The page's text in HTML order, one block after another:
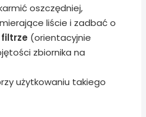
oszczędniej,
liście i zadbać o
filtrze (orientacyjnie
zbiornika na
użytkowaniu takiego